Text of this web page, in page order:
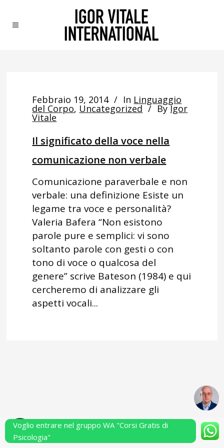
Febbraio 19, 2014 In Linguaggio
del Corpo, Uncategorized By Igor
Vitale
Il significato della voce nella
comunicazione non verbale
Comunicazione paraverbale e non
verbale: una definizione Esiste un
legame tra voce e personalità?
Valeria Bafera “Non esistono
parole pure e semplici: vi sono
soltanto parole con gesti o con
tono di voce o qualcosa del
genere” scrive Bateson (1984) e qui
cercheremo di analizzare gli
aspetti vocali...
Powered by Performarsi S.a.s.
Voglio entrare nel gruppo WA "Corsi Gratis di
Psicologia"